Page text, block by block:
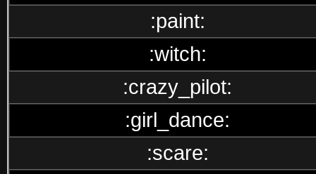
:paint:
:witch:
:crazy_pilot:
:girl_dance:
:scare: